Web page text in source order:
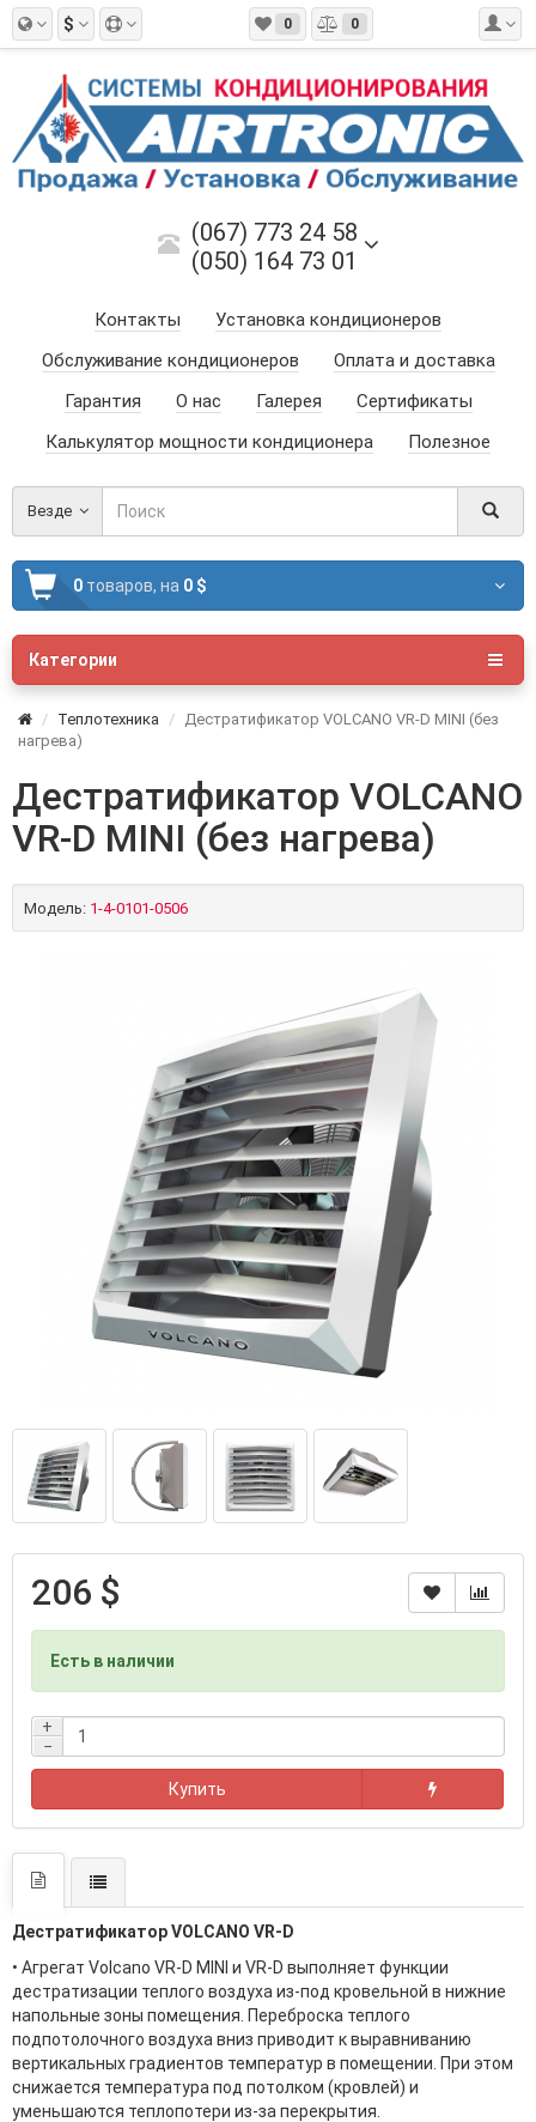
$ 0 0
(067) 773 24 58
(050) 164 73 01
Контакты
Установка кондиционеров
Обслуживание кондиционеров
Оплата и доставка
Гарантия
О нас Галерея
Сертификаты
Калькулятор мощности кондиционера
Полезное
Везде
0 товаров, на 0 $
Категории
Теплотехника
Дестратификатор VOLCANO VR-D MINI (без
нагрева)
Дестратификатор VOLCANO
VR-D MINI (без нагрева)
Модель: 1-4-0101-0506
206 $
Есть в наличии
+
−
Купить
Дестратификатор VOLCANO VR-D
• Агрегат Volcano VR-D MINI и VR-D выполняет функции
дестратизации теплого воздуха из-под кровельной в нижние
напольные зоны помещения. Переброска теплого
подпотолочного воздуха вниз приводит к выравниванию
вертикальных градиентов температур в помещении. При этом
снижается температура под потолком (кровлей) и
уменьшаются теплопотери из-за перекрытия.